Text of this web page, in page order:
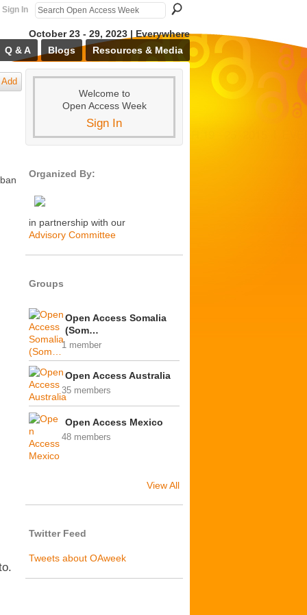
Sign In
October 23 - 29, 2023 | Everywhere
Q & A
Blogs Resources & Media
Add
Welcome to
Open Access Week
Sign In
Organized By:
in partnership with our
Advisory Committee
Groups
Open Access Somalia
(Som…
1 member
Open Access Australia
35 members
Open Access Mexico
48 members
View All
Twitter Feed
Tweets about OAweek